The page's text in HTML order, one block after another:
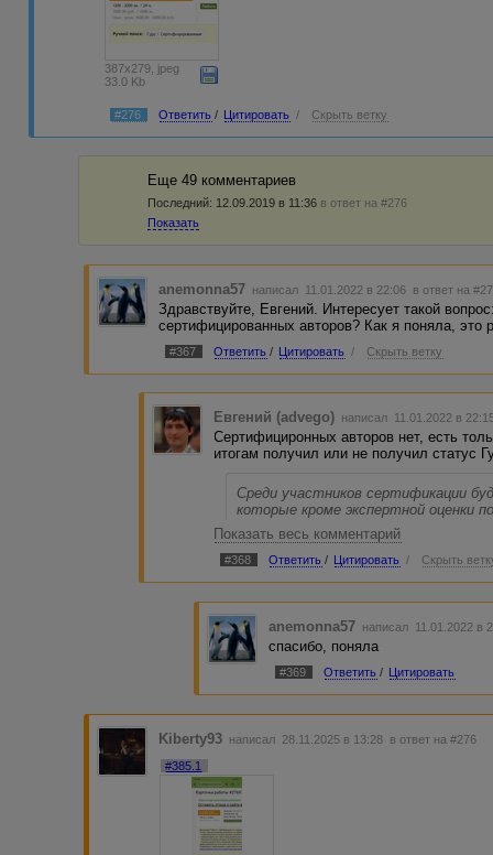
387x279, jpeg
33.0 Kb
#276 Ответить / Цитировать / Скрыть ветку
Еще 49 комментариев
Последний: 12.09.2019 в 11:36 в ответ на #276
Показать
anemonna57 написал 11.01.2022 в 22:06 в ответ на
Здравствуйте, Евгений. Интересует такой
сертифицированных авторов? Как я поняла, это
#367 Ответить / Цитировать / Скрыть ветку
Евгений (advego) написал 11.01.2022 в
Сертифициронных авторов нет, есть
итогам получил или не получил статус
Среди участников сертификации
которые кроме экспертной оценки
- доступ к самым
- доступ к заказам любого уровня
Показать весь комментарий
#368 Ответить / Цитировать / Скрыть
anemonna57 написал 11.01.2022 в
спасибо, поняла
#369 Ответить / Цитировать
Kiberty93 написал 28.11.2025 в 13:28 в ответ на #276
#385.1